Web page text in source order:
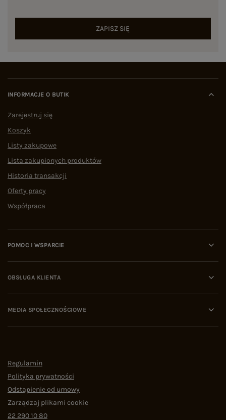
ZAPISZ SIĘ
INFORMACJE O BUTIK
Zarejestruj się
Koszyk
Listy zakupowe
Lista zakupionych produktów
Historia transakcji
Oferty pracy
Współpraca
POMOC I WSPARCIE
OBSŁUGA KLIENTA
MEDIA SPOŁECZNOŚCIOWE
Regulamin
Polityka prywatności
Odstąpienie od umowy
Zarządzaj plikami cookie
22 290 10 80